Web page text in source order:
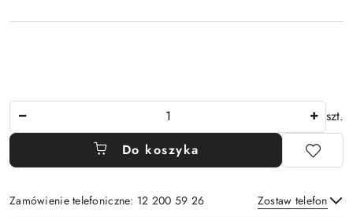
szt.
Do koszyka
Zamówienie telefoniczne: 12 200 59 26 Zostaw telefon